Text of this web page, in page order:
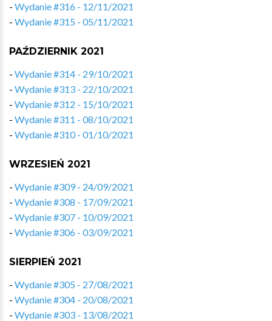
- Wydanie #316 - 12/11/2021
- Wydanie #315 - 05/11/2021
PAŹDZIERNIK 2021
- Wydanie #314 - 29/10/2021
- Wydanie #313 - 22/10/2021
- Wydanie #312 - 15/10/2021
- Wydanie #311 - 08/10/2021
- Wydanie #310 - 01/10/2021
WRZESIEŃ 2021
- Wydanie #309 - 24/09/2021
- Wydanie #308 - 17/09/2021
- Wydanie #307 - 10/09/2021
- Wydanie #306 - 03/09/2021
SIERPIEŃ 2021
- Wydanie #305 - 27/08/2021
- Wydanie #304 - 20/08/2021
- Wydanie #303 - 13/08/2021